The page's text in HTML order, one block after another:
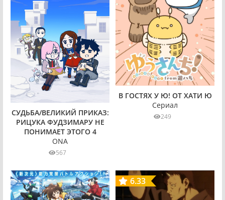
СУДЬБА/ВЕЛИКИЙ ПРИКАЗ:
РИЦУКА ФУДЗИМАРУ НЕ
ПОНИМАЕТ ЭТОГО 4
ONA
567
В ГОСТЯХ У Ю! ОТ ХАТИ Ю
Сериал
249
6.33